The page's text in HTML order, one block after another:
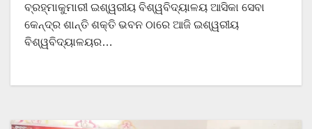
ବ୍ରହ୍ମାକୁମାରୀ ଇଶ୍ୱରୀୟ ବିଶ୍ୱବିଦ୍ୟାଳୟ ଆସିକା ସେବା
କେନ୍ଦ୍ର ଶାନ୍ତି ଶକ୍ତି ଭବନ ଠାରେ ଆଜି ଇଶ୍ୱରୀୟ
ବିଶ୍ୱବିଦ୍ୟାଳୟର…